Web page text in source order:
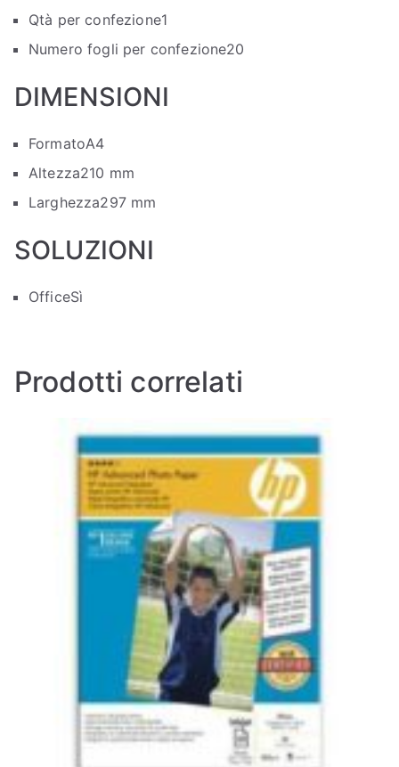
Qtà per confezione1
Numero fogli per confezione20
DIMENSIONI
FormatoA4
Altezza210 mm
Larghezza297 mm
SOLUZIONI
OfficeSì
Prodotti correlati